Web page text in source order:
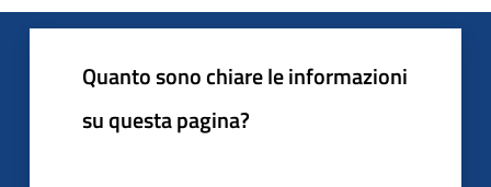
Quanto sono chiare le informazioni
su questa pagina?